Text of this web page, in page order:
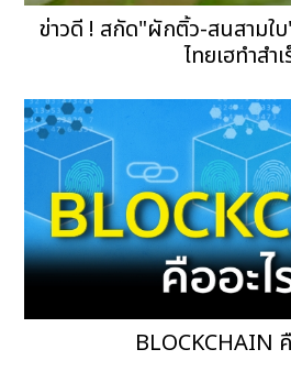
ข่าวดี ! สกัด"ผักติ้ว-สนสามใบ
ไทยเฮทำสำ
BLOCKCHAIN